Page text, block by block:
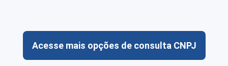
Acesse mais opções de consulta CNPJ